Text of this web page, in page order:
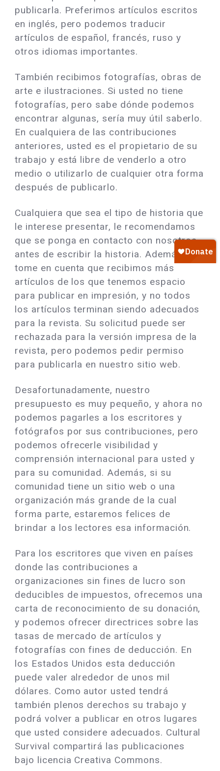
publicarla. Preferimos artículos escritos
en inglés, pero podemos traducir
artículos de español, francés, ruso y
otros idiomas importantes.
También recibimos fotografías, obras de
arte e ilustraciones. Si usted no tiene
fotografías, pero sabe dónde podemos
encontrar algunas, sería muy útil saberlo.
En cualquiera de las contribuciones
anteriores, usted es el propietario de su
trabajo y está libre de venderlo a otro
medio o utilizarlo de cualquier otra forma
después de publicarlo.
Cualquiera que sea el tipo de historia que
le interese presentar, le recomendamos
que se ponga en contacto con nosotros
antes de escribir la historia. Además,
tome en cuenta que recibimos más
artículos de los que tenemos espacio
para publicar en impresión, y no todos
los artículos terminan siendo adecuados
para la revista. Su solicitud puede ser
rechazada para la versión impresa de la
revista, pero podemos pedir permiso
para publicarla en nuestro sitio web.
Desafortunadamente, nuestro
presupuesto es muy pequeño, y ahora no
podemos pagarles a los escritores y
fotógrafos por sus contribuciones, pero
podemos ofrecerle visibilidad y
comprensión internacional para usted y
para su comunidad. Además, si su
comunidad tiene un sitio web o una
organización más grande de la cual
forma parte, estaremos felices de
brindar a los lectores esa información.
Para los escritores que viven en países
donde las contribuciones a
organizaciones sin fines de lucro son
deducibles de impuestos, ofrecemos una
carta de reconocimiento de su donación,
y podemos ofrecer directrices sobre las
tasas de mercado de artículos y
fotografías con fines de deducción. En
los Estados Unidos esta deducción
puede valer alrededor de unos mil
dólares. Como autor usted tendrá
también plenos derechos su trabajo y
podrá volver a publicar en otros lugares
que usted considere adecuados. Cultural
Survival compartirá las publicaciones
bajo licencia Creativa Commons.